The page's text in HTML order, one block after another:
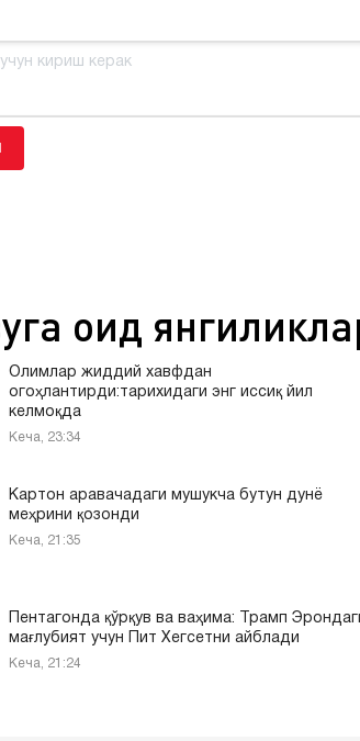
оид
Oлимлар жиддий хавфдан
огоҳлантирди:тарихидаги энг иссиқ йил
келмоқда
Кеча, 23:34
Картон аравачадаги мушукча бутун дунё
меҳрини қозонди
Кеча, 21:35
Пентагонда қўрқув ва ваҳима: Трамп
мағлубият учун Пит Хегсетни айблади
Кеча, 21:24